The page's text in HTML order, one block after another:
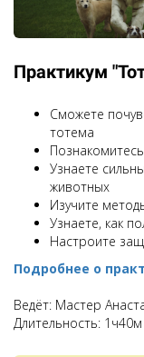
Практикум
Сможете
тотема
Узнаете
животных
Изучите
Узнаете, как
Настроите
Подробнее о
Ведёт: Мастер
Длительность: 1 ч40м